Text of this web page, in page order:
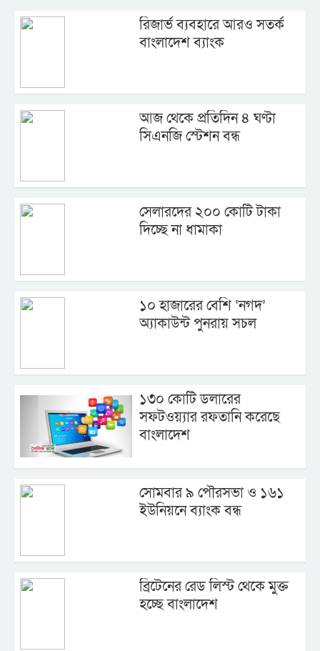
রিজার্ভ ব্যবহারে আরও সতর্ক
বাংলাদেশ ব্যাংক
আজ থেকে প্রতিদিন ৪ ঘণ্টা
সিএনজি স্টেশন বন্ধ
সেলারদের ২০০ কোটি টাকা
দিচ্ছে না ধামাকা
১০ হাজারের বেশি ‘নগদ’
অ্যাকাউন্ট পুনরায় সচল
১৩০ কোটি ডলারের
সফটওয়্যার রফতানি করেছে
বাংলাদেশ
সোমবার ৯ পৌরসভা ও ১৬১
ইউনিয়নে ব্যাংক বন্ধ
ব্রিটেনের রেড লিস্ট থেকে মুক্ত
হচ্ছে বাংলাদেশ